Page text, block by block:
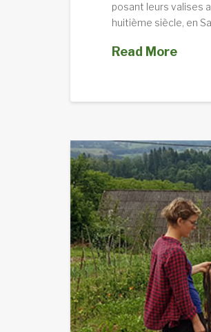
posant leurs valises
huitième siècle, en
Read More